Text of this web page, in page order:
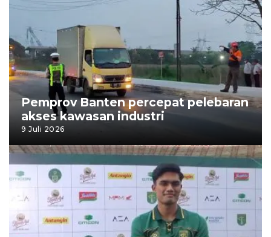
Pemprov Banten percepat pelebaran
akses kawasan industri
9 Juli 2026